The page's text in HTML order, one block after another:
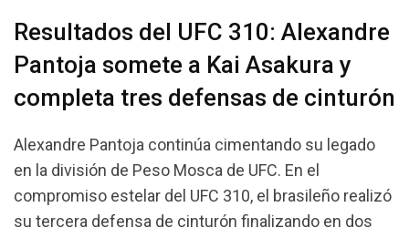
Resultados del UFC 310: Alexandre
Pantoja somete a Kai Asakura y
completa tres defensas de cinturón
Alexandre Pantoja continúa cimentando su legado
en la división de Peso Mosca de UFC. En el
compromiso estelar del UFC 310, el brasileño realizó
su tercera defensa de cinturón finalizando en dos